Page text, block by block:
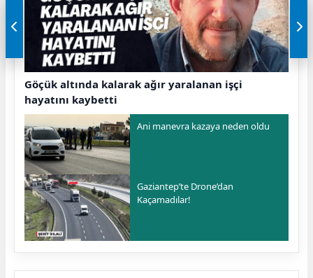
Göçük altında kalarak ağır yaralanan işçi
hayatını kaybetti
Ani manevra kazaya neden oldu
Gaziantep’te Drone’dan
Kaçamadılar!